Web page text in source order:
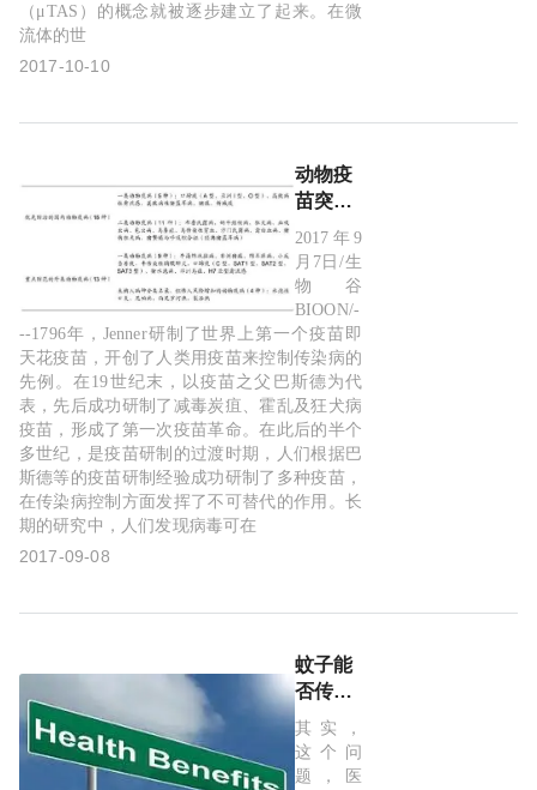
（μTAS）的概念就被逐步建立了起来。在微
流体的世
2017-10-10
动物疫
苗突现
新的发
展机遇
2017年9
月7日/生
物谷
BIOON/-
--1796年，Jenner研制了世界上第一个疫苗即
天花疫苗，开创了人类用疫苗来控制传染病的
先例。在19世纪末，以疫苗之父巴斯德为代
表，先后成功研制了减毒炭疽、霍乱及狂犬病
疫苗，形成了第一次疫苗革命。在此后的半个
多世纪，是疫苗研制的过渡时期，人们根据巴
斯德等的疫苗研制经验成功研制了多种疫苗，
在传染病控制方面发挥了不可替代的作用。长
期的研究中，人们发现病毒可在
2017-09-08
蚊子能
否传播
乙肝,不
同乙肝
疫苗可
其实，
这个问
题，医